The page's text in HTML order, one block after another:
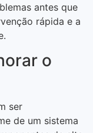
antes que
rápida e a
o
ser
de um sistema